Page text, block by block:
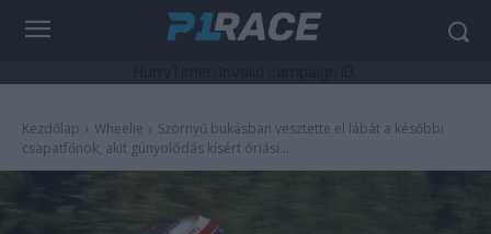
Kezdőlap Wheelie
Szörnyű bukásban vesztette el lábát a későbbi
csapatfőnök, akit gúnyolódás kísért óriási...